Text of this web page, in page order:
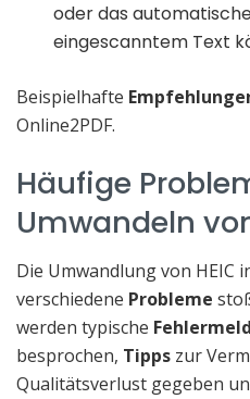
oder das
eingescanntem Text
Beispielhafte
Online2PDF.
Häufige
Umwandeln
Die Umwandlung von HEIC
verschiedene Probleme
werden typische
besprochen, Tipps zur
Qualitätsverlust gegeben